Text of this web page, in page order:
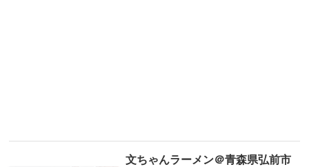
文ちゃんラーメン＠青森県弘前市